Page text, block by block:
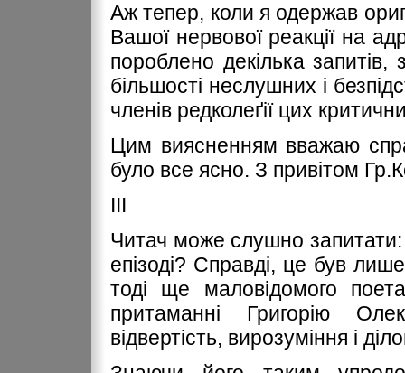
Аж тепер, коли я одержав
Вашої нервової реакції на
пороблено декілька
більшості неслушних і
членів редколеґії цих
Цим виясненням вважаю
було все ясно. З привітом
ІІІ
Читач може слушно
епізоді? Справді, це був
тоді ще маловідомого
притаманні Григорію
відвертість, вирозуміння і